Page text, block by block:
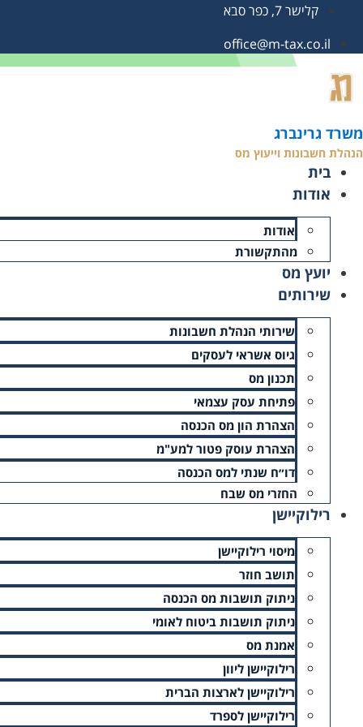
קלישר 7, כפר סבא
office@m-tax.co.il
משרד גרינברג
הנהלת חשבונות וייעוץ מס
בית
אודות
אודות
מהתקשורת
יועץ מס
שירותים
שירותי הנהלת חשבונות
גיוס אשראי לעסקים
תכנון מס
פתיחת עסק עצמאי
הצהרת הון מס הכנסה
הצהרת עוסק פטור למע"מ
דו״ח שנתי למס הכנסה
החזרי מס שבח
רילוקיישן
מיסוי רילוקיישן
תושב חוזר
ניתוק תושבות מס הכנסה
ניתוק תושבות ביטוח לאומי
אמנת מס
רילוקיישן ליוון
רילוקיישן לארצות הברית
רילוקיישן לספרד
עמוד הבית
ניהול ספרים לעסק – למה זה כל כך
זמן קריאה: 3 דקות
תאריך עדכון אחרון: 19/10/2025